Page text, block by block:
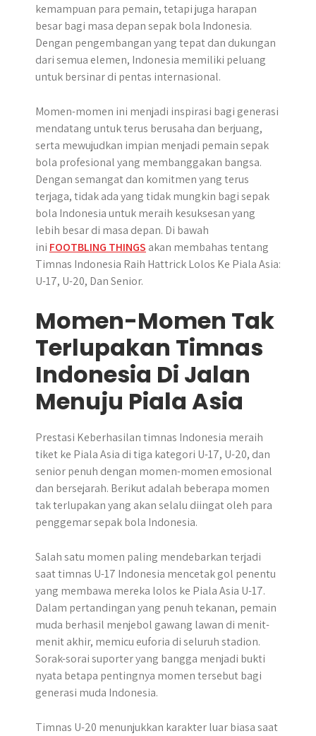
kemampuan para pemain, tetapi juga harapan
besar bagi masa depan sepak bola Indonesia.
Dengan pengembangan yang tepat dan dukungan
dari semua elemen, Indonesia memiliki peluang
untuk bersinar di pentas internasional.
Momen-momen ini menjadi inspirasi bagi generasi
mendatang untuk terus berusaha dan berjuang,
serta mewujudkan impian menjadi pemain sepak
bola profesional yang membanggakan bangsa.
Dengan semangat dan komitmen yang terus
terjaga, tidak ada yang tidak mungkin bagi sepak
bola Indonesia untuk meraih kesuksesan yang
lebih besar di masa depan. Di bawah
ini FOOTBLING THINGS akan membahas tentang
Timnas Indonesia Raih Hattrick Lolos Ke Piala Asia:
U-17, U-20, Dan Senior.
Momen-Momen Tak
Terlupakan Timnas
Indonesia Di Jalan
Menuju Piala Asia
Prestasi Keberhasilan timnas Indonesia meraih
tiket ke Piala Asia di tiga kategori U-17, U-20, dan
senior penuh dengan momen-momen emosional
dan bersejarah. Berikut adalah beberapa momen
tak terlupakan yang akan selalu diingat oleh para
penggemar sepak bola Indonesia.
Salah satu momen paling mendebarkan terjadi
saat timnas U-17 Indonesia mencetak gol penentu
yang membawa mereka lolos ke Piala Asia U-17.
Dalam pertandingan yang penuh tekanan, pemain
muda berhasil menjebol gawang lawan di menit-
menit akhir, memicu euforia di seluruh stadion.
Sorak-sorai suporter yang bangga menjadi bukti
nyata betapa pentingnya momen tersebut bagi
generasi muda Indonesia.
Timnas U-20 menunjukkan karakter luar biasa saat